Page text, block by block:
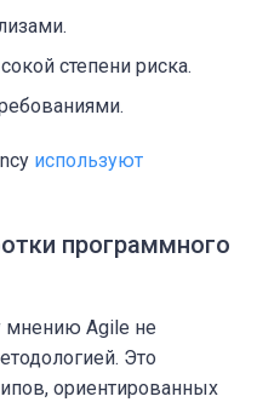
степени риска.
используют
программного
мнению Agile не
Это
ориентированных